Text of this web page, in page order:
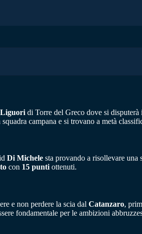
Liguori di Torre del Greco dove si disputerà
campana e si trovano a metà
Di Michele sta provando a risollevare una
con 15 puntiottenuti.
e non perdere la scia dal Catanzaro,
fondamentale per le ambizioni